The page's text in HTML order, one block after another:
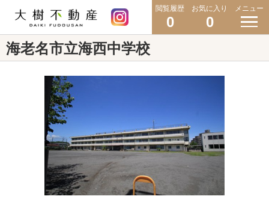
閲覧履歴
0
お気に入り
0
メニュー
海老名市立海西中学校